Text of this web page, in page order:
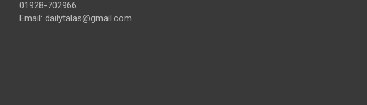
01928-702966.
Email: dailytalas@gmail.com